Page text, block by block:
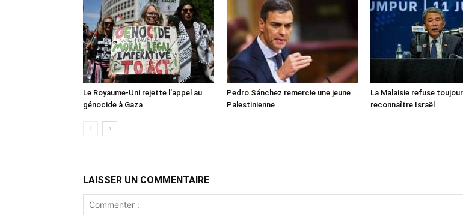
Le Royaume-Uni rejette l’appel au
génocide à Gaza
Pedro Sánchez remercie une jeune
Palestinienne
La Malaisie refuse
reconnaître Israël
LAISSER UN COMMENTAIRE